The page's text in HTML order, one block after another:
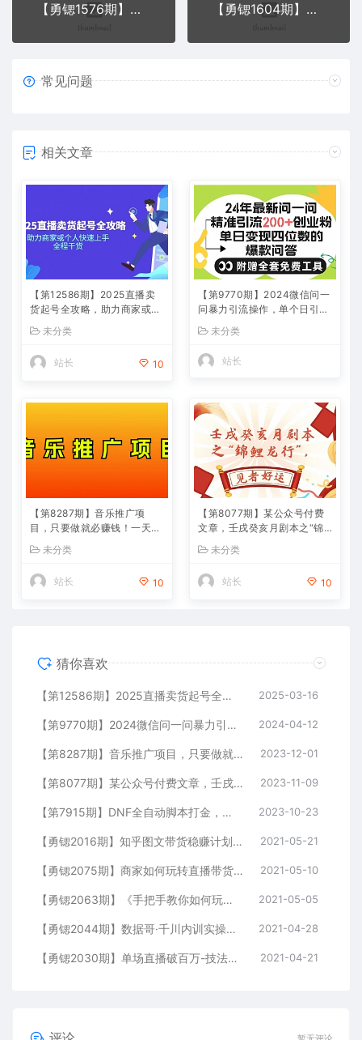
【勇锶1576期】靠声音赚钱？从零开始手把手教你做新媒体声音主播
【勇锶1604期】千万粉丝操盘手教你做抖音 成为百万网红的22节必修课
常见问题
相关文章
【第12586期】2025直播卖
货起号全攻略，助力商家或个
人快速上手，全程干货
未分类
站长 10
【第9770期】2024微信问一
问暴力引流操作，单个日引20
0+创业粉！
未分类
站长
【第8287期】音乐推广项
目，只要做就必赚钱！一天轻
小白的项目
未分类
站长 10
【第8077期】某公众号付费
文章，壬戌癸亥月剧本之“锦
未分类
站长 10
猜你喜欢
【第12586期】2025直播卖货起号全攻略，助力商家或个人快速上手，全程干货 2025-03-16
【第9770期】2024微信问一问暴力引流操作，单个日引200+创业粉！ 2024-04-12
【第8287期】音乐推广项目，只要做就必赚钱！一天轻松300+！无脑操作，互联网小白的项目 2023-12-01
【第8077期】某公众号付费文章，壬戌癸亥月剧本之“锦鲤龙行”，见者好运 2023-11-09
【第7915期】DNF全自动脚本打金，不限制ip，0封，单设备收益200+ 2023-10-23
【勇锶2016期】知乎图文带货稳赚计划，0成本操作，小白也可以一个月几千 2021-05-21
【勇锶2075期】商家如何玩转直播带货，找主播带货不再发愁 2021-05-10
【勇锶2063期】《手把手教你如何玩转直播带货》针对商家 内容干货 目的赚钱 2021-05-05
【勇锶2044期】数据哥·千川内训实操课，轻松获取流量，直播带货变现（视频-无水印） 2021-04-28
【勇锶2030期】单场直播破百万-技法大揭秘，4天-抖音直播电商实战训练营 2021-04-21